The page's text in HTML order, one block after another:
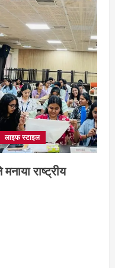
लाइफ स्टाइल
राष्ट्रीय